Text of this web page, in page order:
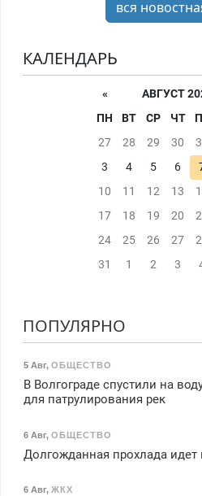
вся
КАЛЕНДАРЬ
«
АВГУСТ
ПН
ВТ СР ЧТ
27
28 29 30
3
4 5 6
10
11 12 13
17
18 19 20
24
25 26 27
31
1 2 3
ПОПУЛЯРНО
5 Авг, ОБЩЕСТВО
В Волгограде спустили на
для патрулирования рек
6 Авг, ОБЩЕСТВО
Долгожданная прохлада идет
6 Авг, ЖКХ